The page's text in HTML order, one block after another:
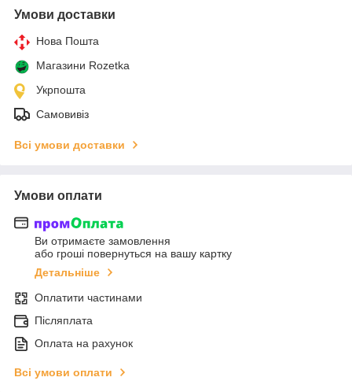
Умови доставки
Нова Пошта
Магазини Rozetka
Укрпошта
Самовивіз
Всі умови доставки
Умови оплати
Ви отримаєте замовлення
або гроші повернуться на вашу картку
Детальніше
Оплатити частинами
Післяплата
Оплата на рахунок
Всі умови оплати